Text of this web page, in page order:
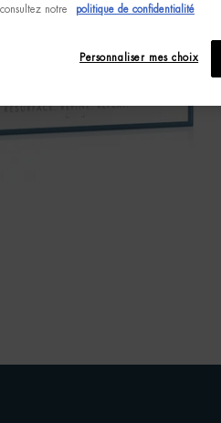
notre
politique de confidentialité
Personnaliser mes choix